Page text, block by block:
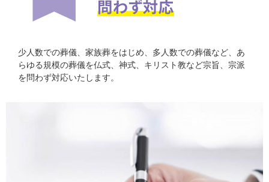
少人数での葬儀、家族葬をはじめ、多人数での葬儀など、あ
らゆる規模の葬儀を仏式、神式、キリスト教など宗旨、宗派
を問わず対応いたします。